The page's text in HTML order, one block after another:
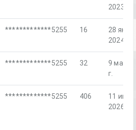
2023 г.
*************5255 16
28 янв.
2024 г.
*************5255 32
9 мар.
г.
*************5255 406
11 июл.
2026 г.